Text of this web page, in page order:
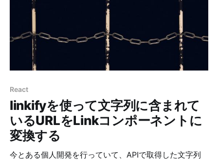
った内部カスタムは以下の通りです。 1. 電子トリガー化
リンダー周り変更 6. スプリング変更 7. リポ化 8. バッテ
リー in ストック化 カスタム内容 1つずつ細かく見ていき
ます。 作業中に撮った写真も載せておきます。 電子ト
リガー化 今回は陽炎3型E(後方配線モデル)を組み込みま
アプリで設定できるものと、アプリを使わなくてできる
ものがありますが、
React
linkifyを使って文字列に含まれて
いるURLをLinkコンポーネントに
変換する
今とある個人開発を行っていて、APIで取得した文字列